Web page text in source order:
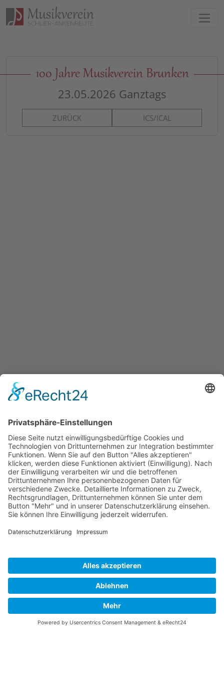
Direkt zur Hauptnavigation springen
Direkt zum Inhalt springen
100 Jahre Musikverein Brunken
23.05.2026 Ganztags
ZURÜCK ICS/ICAL